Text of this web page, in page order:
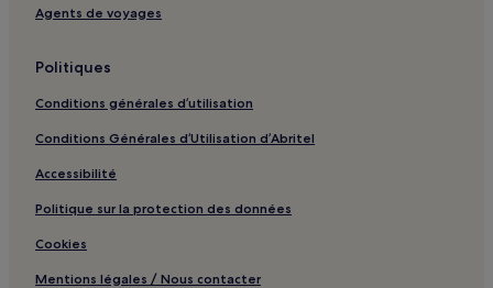
Agents de voyages
Politiques
Conditions générales d’utilisation
Conditions Générales d’Utilisation d’Abritel
Accessibilité
Politique sur la protection des données
Cookies
Mentions légales / Nous contacter